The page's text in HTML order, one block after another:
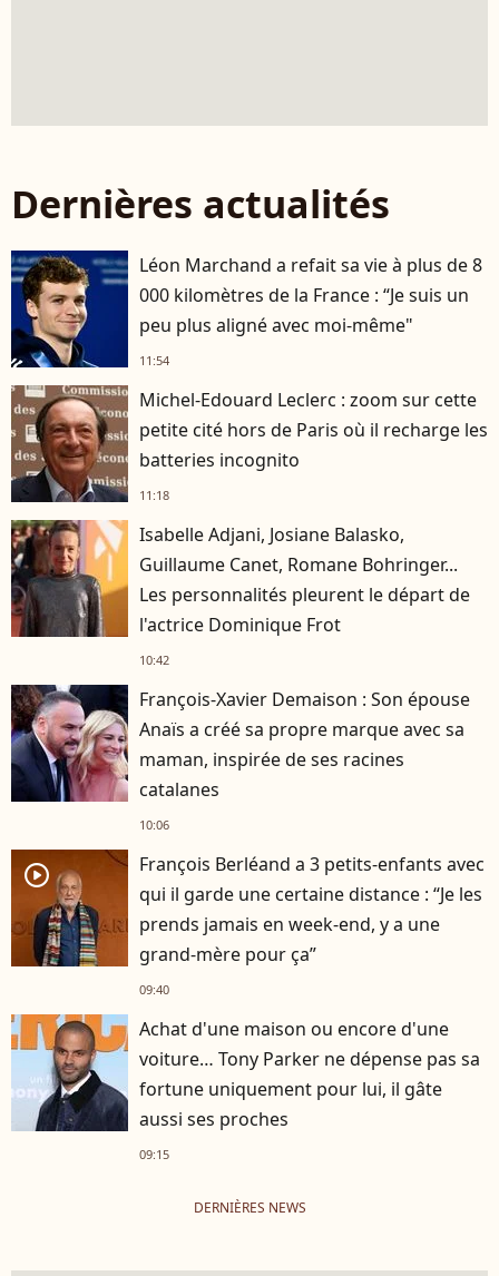
Dernières actualités
Léon Marchand a refait sa vie à plus de 8
000 kilomètres de la France : “Je suis un
peu plus aligné avec moi-même"
11:54
Michel-Edouard Leclerc : zoom sur cette
petite cité hors de Paris où il recharge les
batteries incognito
11:18
Isabelle Adjani, Josiane Balasko,
Guillaume Canet, Romane Bohringer...
Les personnalités pleurent le départ de
l'actrice Dominique Frot
10:42
François-Xavier Demaison : Son épouse
Anaïs a créé sa propre marque avec sa
maman, inspirée de ses racines
catalanes
10:06
player2
François Berléand a 3 petits-enfants avec
qui il garde une certaine distance : “Je les
prends jamais en week-end, y a une
grand-mère pour ça”
09:40
Achat d'une maison ou encore d'une
voiture… Tony Parker ne dépense pas sa
fortune uniquement pour lui, il gâte
aussi ses proches
09:15
DERNIÈRES NEWS